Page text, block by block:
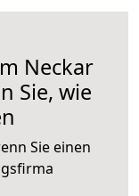
Neckar
Sie, wie
Sie einen